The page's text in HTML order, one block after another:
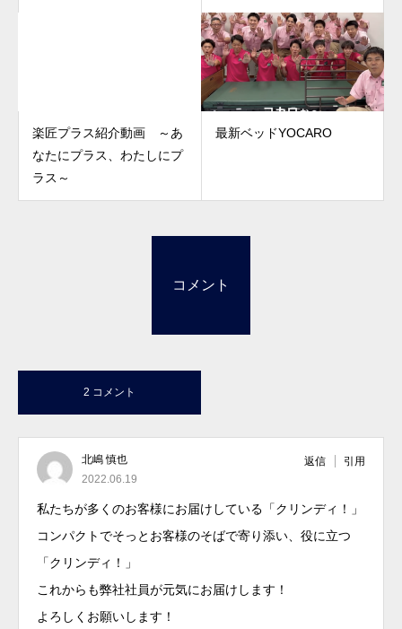
楽匠プラス紹介動画 ～あ
なたにプラス、わたしにプ
ラス～
最新ベッドYOCARO
コメント
2 コメント
北嶋 慎也
2022.06.19
返信 引用
私たちが多くのお客様にお届けしている「クリンディ！」
コンパクトでそっとお客様のそばで寄り添い、役に立つ
「クリンディ！」
これからも弊社社員が元気にお届けします！
よろしくお願いします！